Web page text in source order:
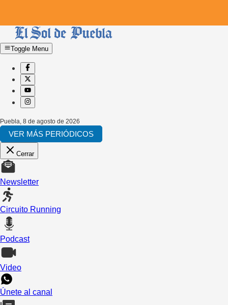
Toggle Menu
Puebla 8 de agosto de 2026
VER MÁS PERIÓDICOS
Cerrar
Newsletter
Circuito Running
Podcast
Video
Únete al canal